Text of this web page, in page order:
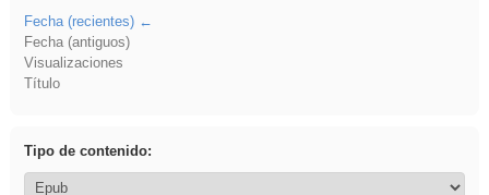
Fecha (recientes)
Fecha (antiguos)
Visualizaciones
Título
Tipo de contenido: